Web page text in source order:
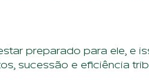
preparado para ele, e
sucessão e eficiência